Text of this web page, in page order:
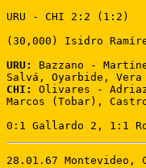
URU - CHI 2:2 (1:2)
(30,000) Isidro
URU:
Bazzano -
CHI:
Olivares -
Marcos (Tobar),
0:1 Gallardo 2, 1:1
28.01.67 Montevideo,